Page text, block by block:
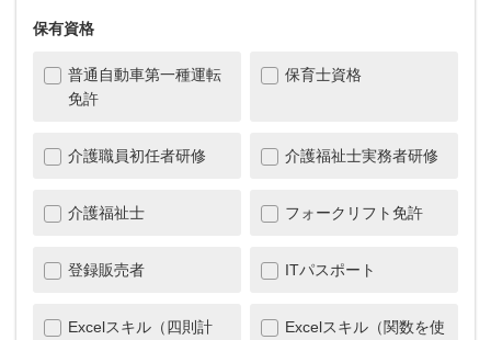
保有資格
普通自動車第一種運転
免許
保育士資格
介護職員初任者研修 介護福祉士実務者研修
介護福祉士 フォークリフト免許
登録販売者 ITパスポート
Excelスキル（四則計
Excelスキル（関数を使